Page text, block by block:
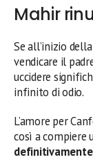
Mahir
Se all’inizio
vendicare il
uccidere
infinito di odio.
L’amore per
così a compiere